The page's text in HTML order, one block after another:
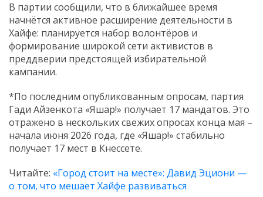
В партии сообщили, что в ближайшее время
начнётся активное расширение деятельности в
Хайфе: планируется набор волонтёров и
формирование широкой сети активистов в
преддверии предстоящей избирательной
кампании.
*По последним опубликованным опросам, партия
Гади Айзенкота «Яшар!» получает 17 мандатов. Это
отражено в нескольких свежих опросах конца мая –
начала июня 2026 года, где «Яшар!» стабильно
получает 17 мест в Кнессете.
Читайте: «Город стоит на месте»: Давид Эциони —
о том, что мешает Хайфе развиваться